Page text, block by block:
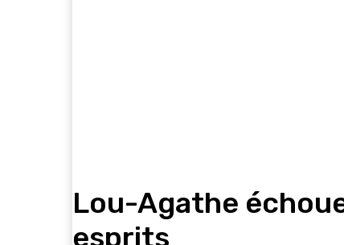
Lou-Agathe
esprits